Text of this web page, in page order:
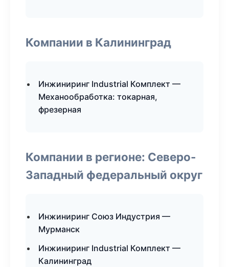
Компании в Калининград
Инжиниринг Industrial Комплект —
Механообработка: токарная,
фрезерная
Компании в регионе: Северо-
Западный федеральный округ
Инжиниринг Союз Индустрия —
Мурманск
Инжиниринг Industrial Комплект —
Калининград